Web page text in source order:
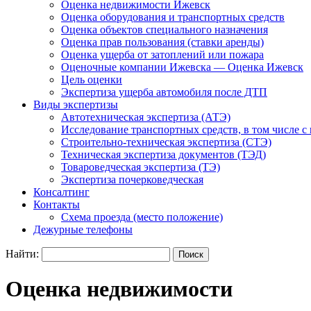
Оценка недвижимости Ижевск
Оценка оборудования и транспортных средств
Оценка объектов специального назначения
Оценка прав пользования (ставки аренды)
Оценка ущерба от затоплений или пожара
Оценочные компании Ижевска — Оценка Ижевск
Цель оценки
Экспертиза ущерба автомобиля после ДТП
Виды экспертизы
Автотехническая экспертиза (АТЭ)
Исследование транспортных средств, в том числе
Строительно-техническая экспертиза (СТЭ)
Техническая экспертиза документов (ТЭД)
Товароведческая экспертиза (ТЭ)
Экспертиза почерковедческая
Консалтинг
Контакты
Схема проезда (место положение)
Дежурные телефоны
Найти:
Оценка недвижимости